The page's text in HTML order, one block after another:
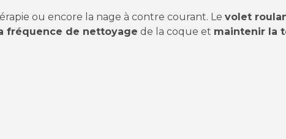
ou encore la nage à contre courant. Le volet
fréquence de nettoyage de la coque et maintenir la